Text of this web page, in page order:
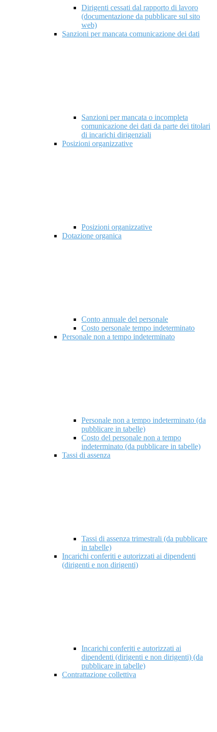
Dirigenti cessati dal rapporto di lavoro
(documentazione da pubblicare sul sito
web)
Sanzioni per mancata comunicazione dei dati
Sanzioni per mancata o incompleta
comunicazione dei dati da parte dei titolari
di incarichi dirigenziali
Posizioni organizzative
Posizioni organizzative
Dotazione organica
Conto annuale del personale
Costo personale tempo indeterminato
Personale non a tempo indeterminato
Personale non a tempo indeterminato (da
pubblicare in tabelle)
Costo del personale non a tempo
indeterminato (da pubblicare in tabelle)
Tassi di assenza
Tassi di assenza trimestrali (da pubblicare
in tabelle)
Incarichi conferiti e autorizzati ai dipendenti
(dirigenti e non dirigenti)
Incarichi conferiti e autorizzati ai
dipendenti (dirigenti e non dirigenti) (da
pubblicare in tabelle)
Contrattazione collettiva